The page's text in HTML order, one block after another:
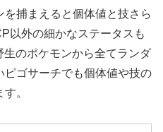
捕まえると個体値と技さら
以外の細かなステータスも
のポケモンから全てランダ
ピゴサーチでも個体値や技の
。